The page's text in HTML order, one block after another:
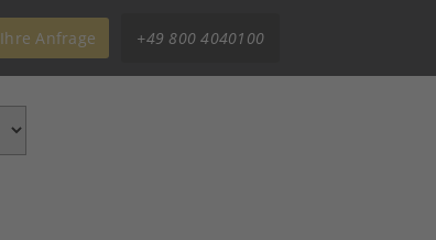
Ihre Anfrage +49 800 4040100